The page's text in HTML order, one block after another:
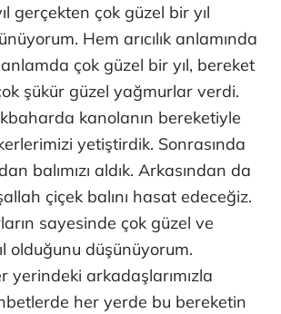
gerçekten çok güzel bir yıl
Hem arıcılık anlamında
çok güzel bir yıl, bereket
şükür güzel yağmurlar verdi.
kanolanın bereketiyle
yetiştirdik. Sonrasında
balımızı aldık. Arkasından da
çiçek balını hasat edeceğiz.
sayesinde çok güzel ve
olduğunu düşünüyorum.
yerindeki arkadaşlarımızla
her yerde bu bereketin